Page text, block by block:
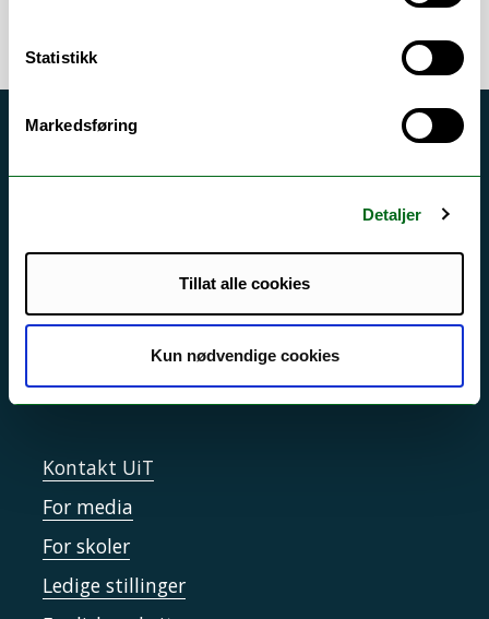
Statistikk
Markedsføring
Detaljer
Tillat alle cookies
Kun nødvendige cookies
Akutt hjelp
Si ifra!
Personvern ved UiT
Kontakt UiT
For media
For skoler
Ledige stillinger